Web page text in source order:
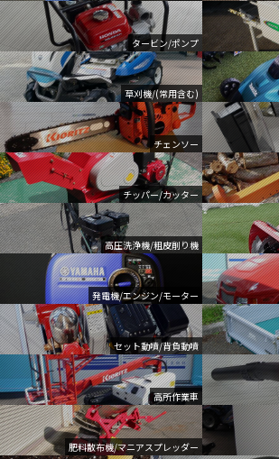
タービン/ポンプ
草刈機/(常用含む)
チェンソー
チッパー/カッター
高圧洗浄機/粗皮削り機
発電機/エンジン/モーター
セット動噴/背負動噴
高所作業車
肥料散布機/マニアスプレッダー